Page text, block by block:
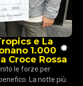
e La
1.000
Croce Rossa
le forze per
La notte più